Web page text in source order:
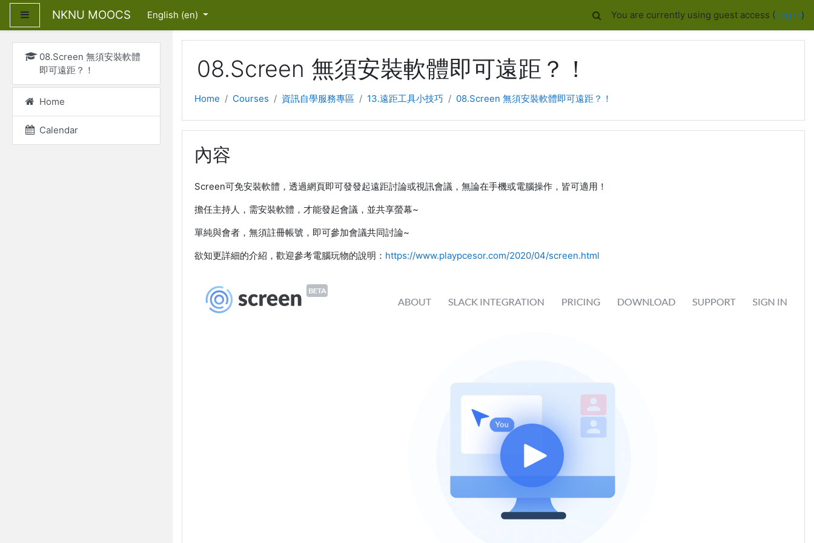
Side panel
NKNU MOOCS English ‎(en)‎ You are currently using guest access (Log in)
08.Screen 無須安裝軟體
即可遠距？！
Home
Calendar
08.Screen 無須安裝軟體即可遠距？！
Home Courses 資訊自學服務專區 13.遠距工具小技巧 08.Screen 無須安裝軟體即可遠距？！
內容
Screen可免安裝軟體，透過網頁即可發發起遠距討論或視訊會議，無論在手機或電腦操作，皆可適用！
擔任主持人，需安裝軟體，才能發起會議，並共享螢幕~
單純與會者，無須註冊帳號，即可參加會議共同討論~
欲知更詳細的介紹，歡迎參考電腦玩物的說明： https://www.playpcesor.com/2020/04/screen.html